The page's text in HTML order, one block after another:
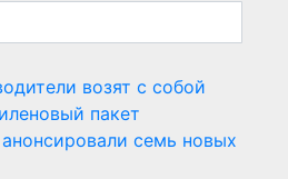
возят с собой
пакет
семь новых